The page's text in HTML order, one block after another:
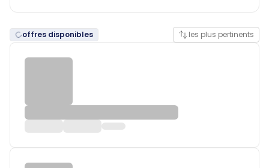
offres disponibles les plus pertinents